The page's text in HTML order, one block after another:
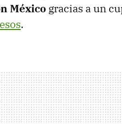
México gracias a un
.